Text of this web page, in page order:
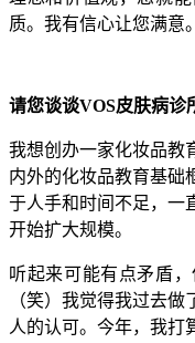
质。我有信心让您满意。
请您谈谈VOS皮肤病诊
我想创办一家化妆品教
内外的化妆品教育基础
于人手和时间不足，一
开始扩大规模。
听起来可能有点矛盾
（笑）我觉得我过去
人的认可。今年，我打